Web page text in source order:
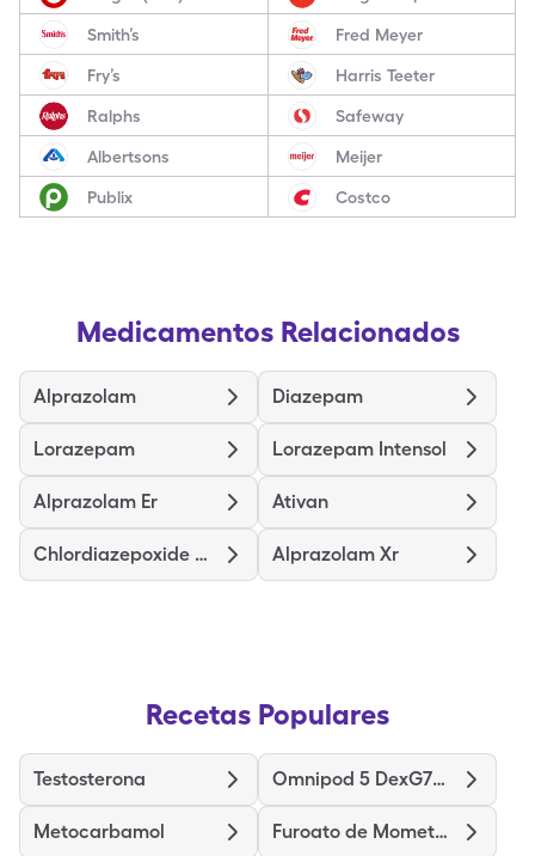
Smith’s Fred Meyer
Fry’s Harris Teeter
Ralphs Safeway
Albertsons Meijer
Publix Costco
Medicamentos Relacionados
Alprazolam Diazepam
Lorazepam Lorazepam Intensol
Alprazolam Er Ativan
Chlordiazepoxide Hcl Alprazolam Xr
Recetas Populares
Testosterona Omnipod 5 DexG7G6 Pods Gen 5
Metocarbamol Furoato de Mometasona